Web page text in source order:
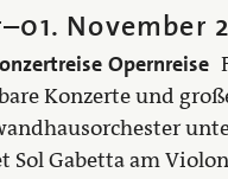
–01. November
Opernreise
Konzerte und
Sol Gabetta am